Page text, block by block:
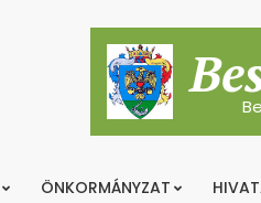
ÖNKORMÁNYZAT